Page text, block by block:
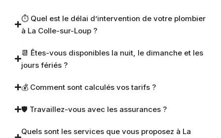
⏱ Quel est le délai d’intervention de votre plombier
à La Colle-sur-Loup ?
📆 Êtes-vous disponibles la nuit, le dimanche et les
jours fériés ?
💰 Comment sont calculés vos tarifs ?
🛡 Travaillez-vous avec les assurances ?
Quels sont les services que vous proposez à La